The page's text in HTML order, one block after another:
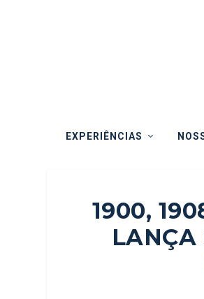
EXPERIÊNCIAS
1900,
LANÇA